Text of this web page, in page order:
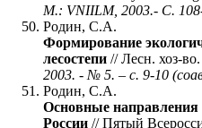
M.: VNIILM, 2003.- С.
Родин, С.А.
Формирование
лесостепи // Лесн. хоз-во.
2003. - № 5. – с. 9-10
Родин, С.А.
Основные направления
России // Пятый